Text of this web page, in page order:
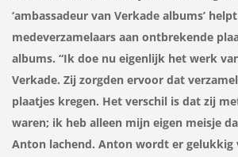
‘ambassadeur van Verkade albums’
medeverzamelaars aan ontbrekende
albums. “Ik doe nu eigenlijk het werk
Verkade. Zij zorgden ervoor dat
plaatjes kregen. Het verschil is dat zij
waren; ik heb alleen mijn eigen meisje
Anton lachend. Anton wordt er gelukkig